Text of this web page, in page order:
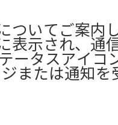
いてご案内
示され、通
ータスアイコ
または通知